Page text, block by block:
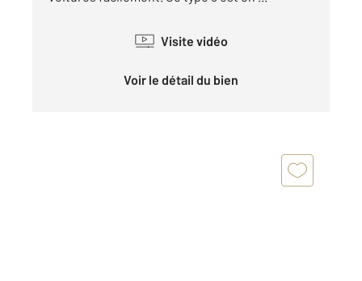
Visite vidéo
Voir le détail du bien